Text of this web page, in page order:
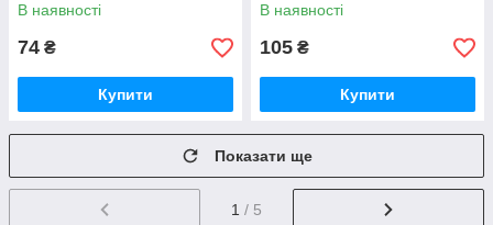
В наявності
74 ₴
Купити
В наявності
105 ₴
Купити
Показати ще
1 / 5